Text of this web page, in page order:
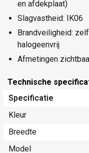
en afdekplaat)
Slagvastheid: IK06
Brandveiligheid:
halogeenvrij
Afmetingen
Technische
Specificatie
Kleur
Breedte
Model